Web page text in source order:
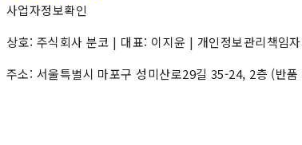
사업자정보확인
상호: 주식회사 분코 | 대표: 이지윤 | 개인정보관리책
주소: 서울특별시 마포구 성미산로29길 35-24, 2층 (반